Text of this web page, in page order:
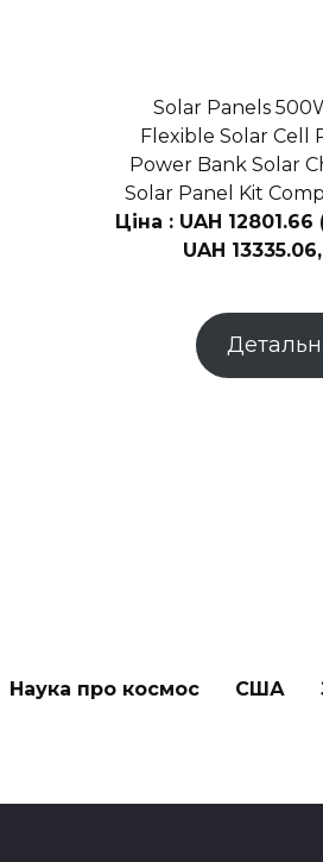
Solar Panels
Flexible Solar Cell
Power Bank Solar
Solar Panel Kit
Ціна : UAH
UAH
Наука про космос США